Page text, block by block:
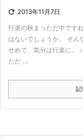
 2013年11月7日
行楽の秋まっただ中です
はないでしょうか。 そん
せめて、気分は行楽に。
ただ ...
記